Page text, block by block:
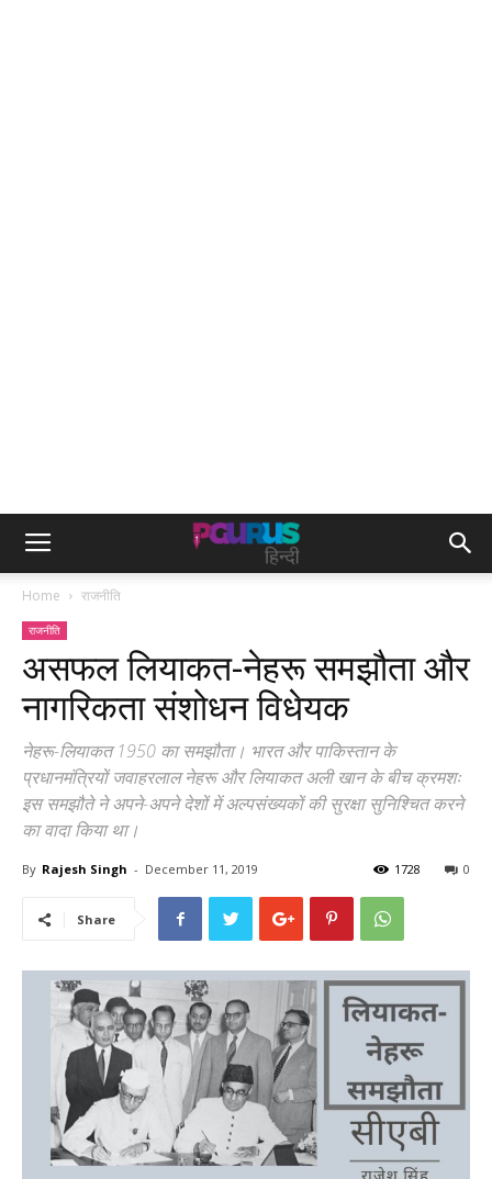
Home राजनीति
राजनीति
असफल लियाकत-नेहरू समझौता और
नागरिकता संशोधन विधेयक
नेहरू-लियाकत 1950 का समझौता। भारत और पाकिस्तान के
प्रधानमंत्रियों जवाहरलाल नेहरू और लियाकत अली खान के बीच क्रमशः
इस समझौते ने अपने-अपने देशों में अल्पसंख्यकों की सुरक्षा सुनिश्चित करने
का वादा किया था।
By Rajesh Singh - December 11, 2019 0
1728
Share